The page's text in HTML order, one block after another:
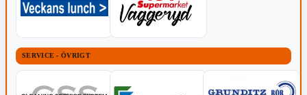
SERVICE - ÖVRIGT